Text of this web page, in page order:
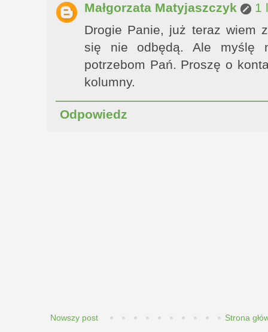
Małgorzata Matyjaszczyk
1
Drogie Panie, już teraz wiem
się nie odbędą. Ale myślę
potrzebom Pań. Proszę o
kolumny.
Odpowiedz
Nowszy post Strona